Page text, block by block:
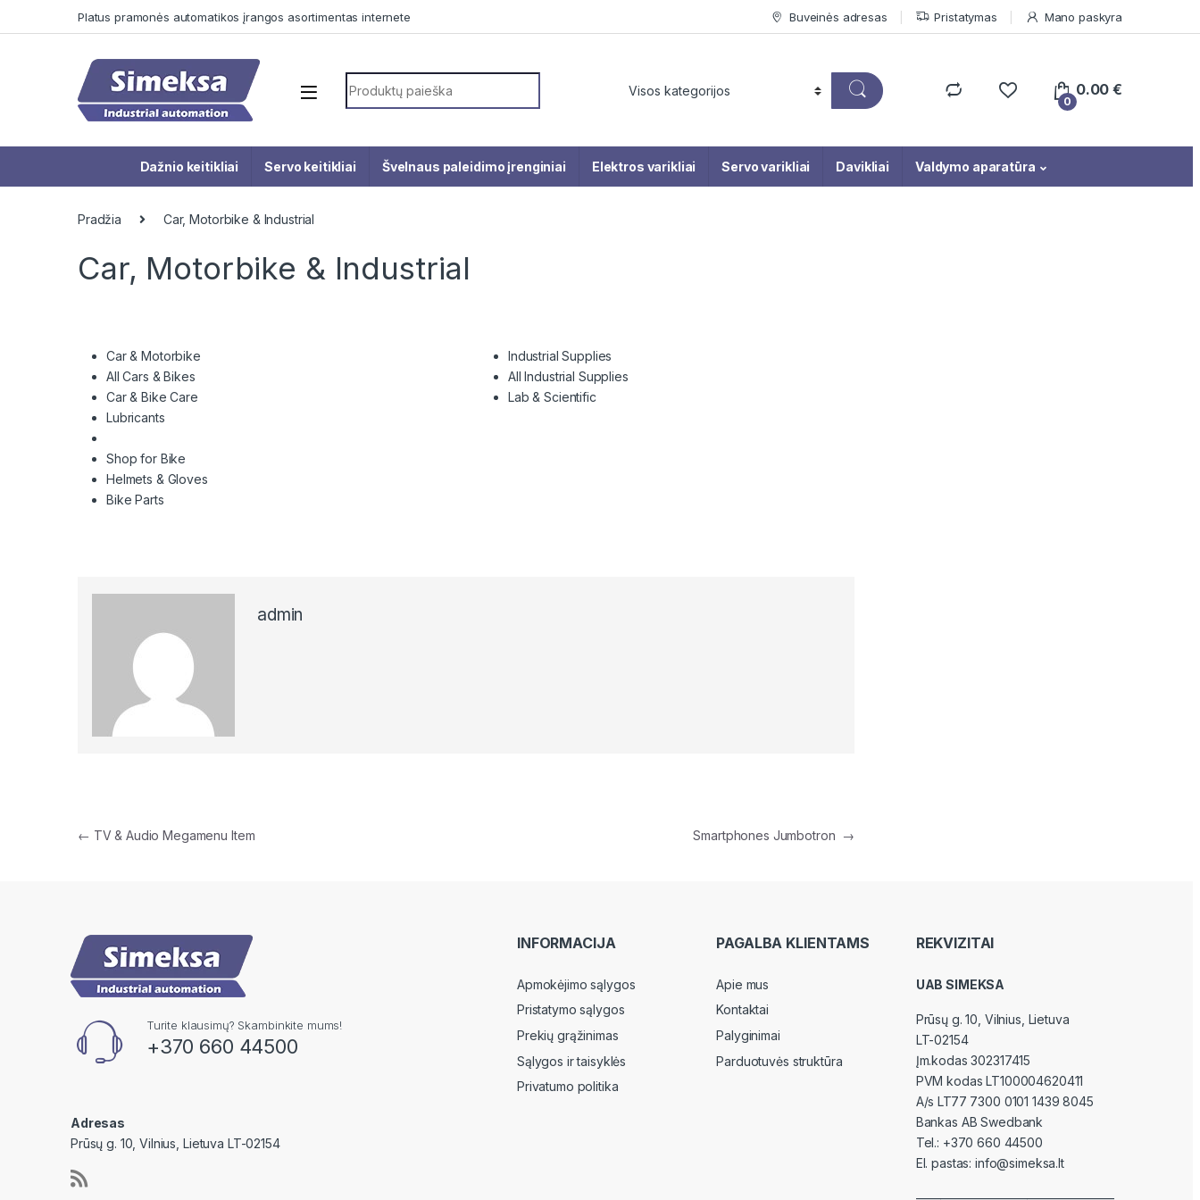
Platus pramonės automatikos įrangos asortimentas internete Buveinės adresas Pristatymas Mano paskyra
Search for:
0
0.00€
Dažnio keitikliai Servo keitikliai Švelnaus paleidimo įrenginiai Elektros varikliai Servo varikliai Davikliai Valdymo aparatūra
Pradžia Car, Motorbike & Industrial
Car, Motorbike & Industrial
Car & Motorbike
All Cars & Bikes
Car & Bike Care
Lubricants
Shop for Bike
Helmets & Gloves
Bike Parts
Industrial Supplies
All Industrial Supplies
Lab & Scientific
admin
Navigacija tarp įrašų
← TV & Audio Megamenu Item Smartphones Jumbotron →
Turite klausimų? Skambinkite mums!
+370 660 44500
Adresas
Prūsų g. 10, Vilnius, Lietuva LT-02154
INFORMACIJA
Apmokėjimo sąlygos
Pristatymo sąlygos
Prekių grąžinimas
Sąlygos ir taisyklės
Privatumo politika
PAGALBA KLIENTAMS
Apie mus
Kontaktai
Palyginimai
Parduotuvės struktūra
REKVIZITAI
UAB SIMEKSA
Prūsų g. 10, Vilnius , Lietuva
LT-02154
Įm.kodas 302317415
PVM kodas LT100004620411
A/s LT77 7300 0101 1439 8045
Bankas AB Swedbank
Tel.: +370 660 44500
El. pastas: info@simeksa.lt